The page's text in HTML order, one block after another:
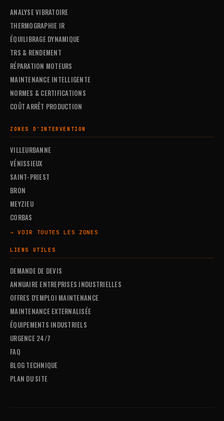
ANALYSE VIBRATOIRE
THERMOGRAPHIE IR
ÉQUILIBRAGE DYNAMIQUE
TRS & RENDEMENT
RÉPARATION MOTEURS
MAINTENANCE INTELLIGENTE
NORMES & CERTIFICATIONS
COÛT ARRÊT PRODUCTION
ZONES D'INTERVENTION
VILLEURBANNE
VÉNISSIEUX
SAINT-PRIEST
BRON
MEYZIEU
CORBAS
→ VOIR TOUTES LES ZONES
LIENS UTILES
DEMANDE DE DEVIS
ANNUAIRE ENTREPRISES INDUSTRIELLES
OFFRES D'EMPLOI MAINTENANCE
MAINTENANCE EXTERNALISÉE
ÉQUIPEMENTS INDUSTRIELS
URGENCE 24/7
FAQ
BLOG TECHNIQUE
PLAN DU SITE